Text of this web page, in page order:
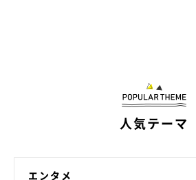
人気テーマ
エンタメ